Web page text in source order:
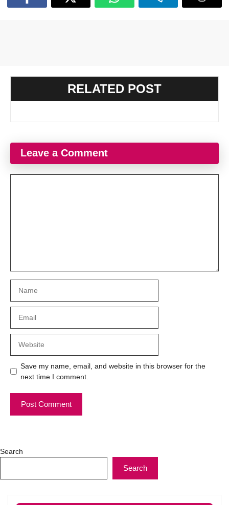
RELATED POST
Leave a Comment
Save my name, email, and website in this browser for the
next time I comment.
Search
Search